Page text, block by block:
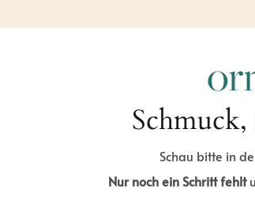
Schau bitte in
Nur noch ein Schritt fehlt